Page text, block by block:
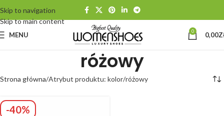
Skip to navigation
Skip to main content
MENU 0 0,00
różowy
Strona główna Atrybut produktu: kolor różowy
-40%